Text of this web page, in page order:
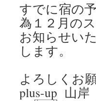
すでに宿の
為１２月の
お知らせい
します。
よろしくお
plus-up 山岸